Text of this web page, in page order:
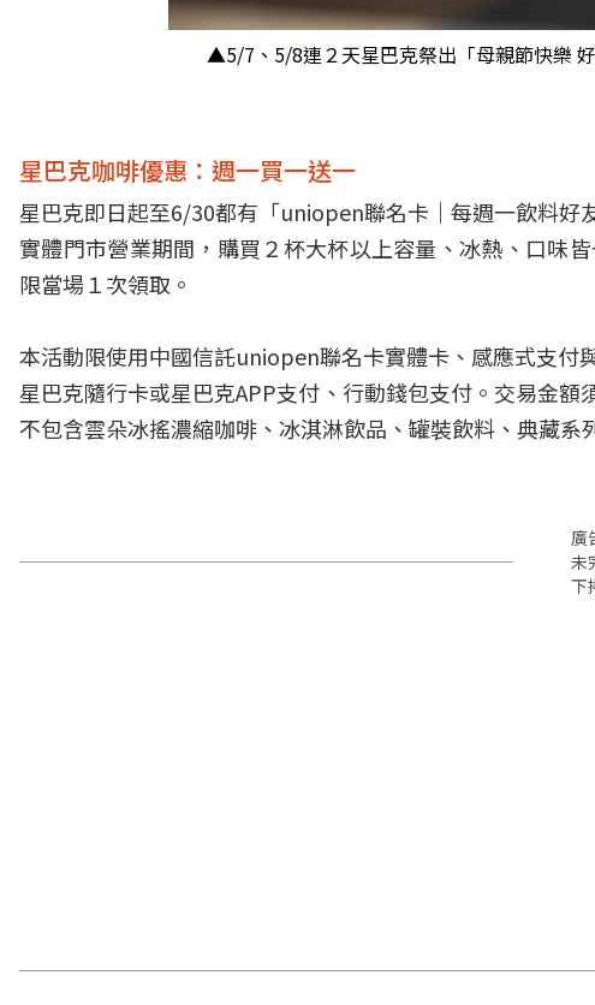
▲5/7、5/8連２天星巴克祭出「母親節快樂
星巴克咖啡優惠：週一買一送一
星巴克即日起至6/30都有「uniopen聯名卡｜每週一飲料
實體門市營業期間，購買２杯大杯以上容量、冰熱、口味
限當場１次領取。
本活動限使用中國信託uniopen聯名卡實體卡、感應式支付
星巴克隨行卡或星巴克APP支付、行動錢包支付。交易金
不包含雲朵冰搖濃縮咖啡、冰淇淋飲品、罐裝飲料、典藏系
廣
未
下